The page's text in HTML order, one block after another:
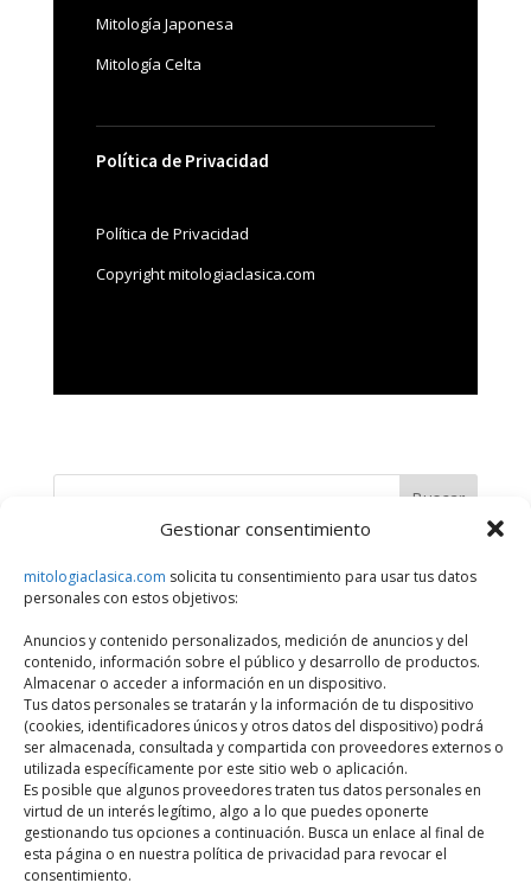
Gestionar consentimiento
mitologiaclasica.com solicita tu consentimiento para usar tus datos
personales con estos objetivos:
Anuncios y contenido personalizados, medición de anuncios y del
contenido, información sobre el público y desarrollo de productos.
Almacenar o acceder a información en un dispositivo.
Tus datos personales se tratarán y la información de tu dispositivo
(cookies, identificadores únicos y otros datos del dispositivo) podrá
ser almacenada, consultada y compartida con proveedores externos o
utilizada específicamente por este sitio web o aplicación.
Es posible que algunos proveedores traten tus datos personales en
virtud de un interés legítimo, algo a lo que puedes oponerte
gestionando tus opciones a continuación. Busca un enlace al final de
esta página o en nuestra política de privacidad para revocar el
consentimiento.
Mitología Japonesa
Mitología Celta
Política de Privacidad
Política de Privacidad
Copyright mitologiaclasica.com
Buscar
Últimos artículos
¿Qué Divinidad, Héroe o Personaje Mitológico eres?
Series sobre dioses y héroes de la mitología griega
Historias de amor entre dioses y mortales en la mitología
griega
Castigos divinos en la mitología griega por desafiar a los
dioses
Monte Kailash: la montaña más sagrada de Asia